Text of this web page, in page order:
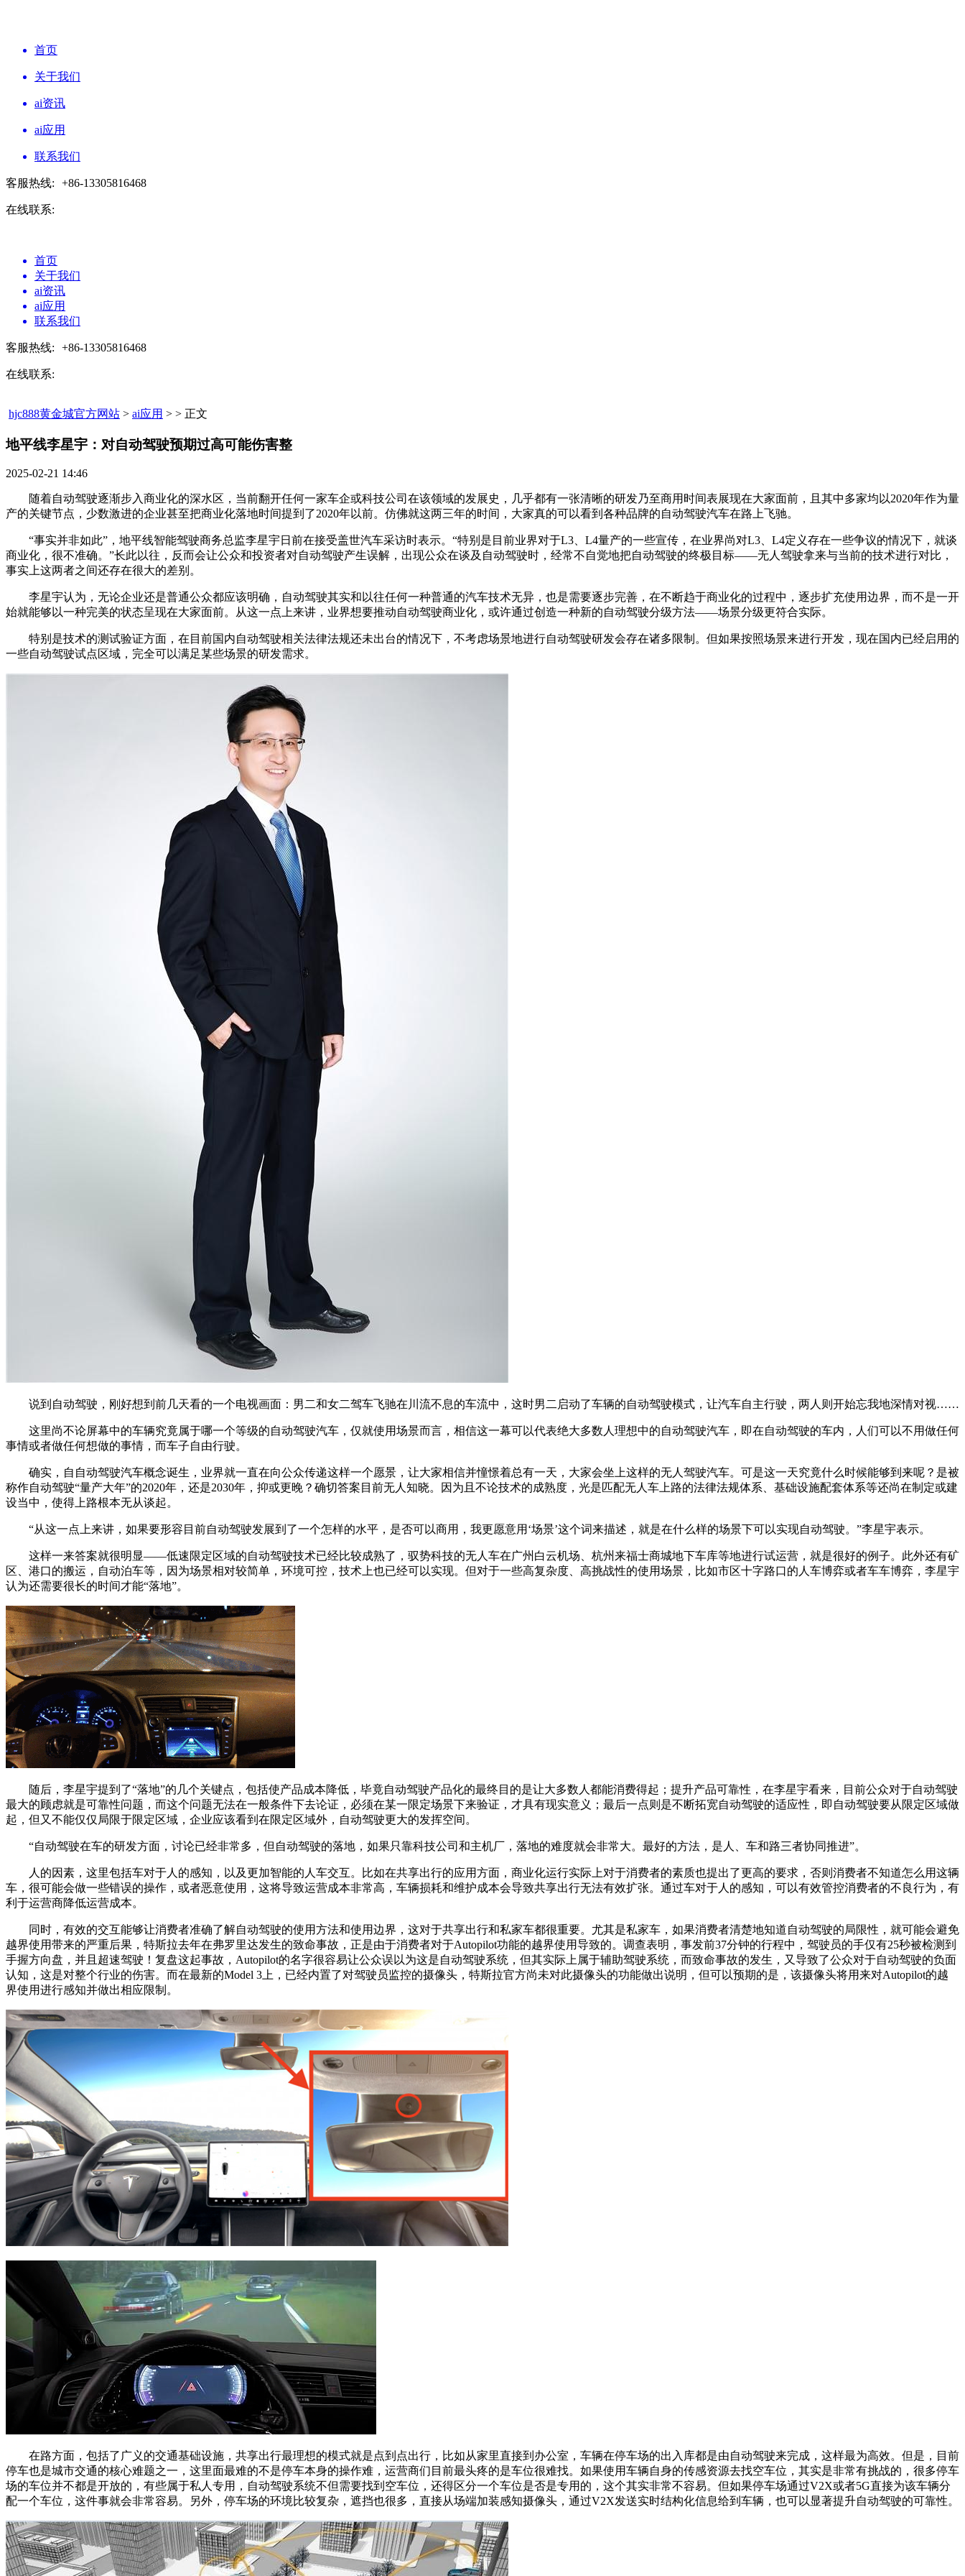
首页
关于我们
ai资讯
ai应用
联系我们
客服热线: +86-13305816468
在线联系:
首页
关于我们
ai资讯
ai应用
联系我们
客服热线: +86-13305816468
在线联系:
hjc888黄金城官方网站 > ai应用 > > 正文
地平线李星宇：对自动驾驶预期过高可能伤害整​
2025-02-21 14:46
随着自动驾驶逐渐步入商业化的深水区，当前翻开任何一家车企或科技公司在该领域的发展史，几乎都有一张清晰的研发乃至商用时间表展现在大家面前，且其中多家均以2020年作为量
产的关键节点，少数激进的企业甚至把商业化落地时间提到了2020年以前。仿佛就这两三年的时间，大家真的可以看到各种品牌的自动驾驶汽车在路上飞驰。
“事实并非如此”，地平线智能驾驶商务总监李星宇日前在接受盖世汽车采访时表示。“特别是目前业界对于L3、L4量产的一些宣传，在业界尚对L3、L4定义存在一些争议的情况下，就谈
商业化，很不准确。”长此以往，反而会让公众和投资者对自动驾驶产生误解，出现公众在谈及自动驾驶时，经常不自觉地把自动驾驶的终极目标——无人驾驶拿来与当前的技术进行对比，
事实上这两者之间还存在很大的差别。
李星宇认为，无论企业还是普通公众都应该明确，自动驾驶其实和以往任何一种普通的汽车技术无异，也是需要逐步完善，在不断趋于商业化的过程中，逐步扩充使用边界，而不是一开
始就能够以一种完美的状态呈现在大家面前。从这一点上来讲，业界想要推动自动驾驶商业化，或许通过创造一种新的自动驾驶分级方法——场景分级更符合实际。
特别是技术的测试验证方面，在目前国内自动驾驶相关法律法规还未出台的情况下，不考虑场景地进行自动驾驶研发会存在诸多限制。但如果按照场景来进行开发，现在国内已经启用的
一些自动驾驶试点区域，完全可以满足某些场景的研发需求。
说到自动驾驶，刚好想到前几天看的一个电视画面：男二和女二驾车飞驰在川流不息的车流中，这时男二启动了车辆的自动驾驶模式，让汽车自主行驶，两人则开始忘我地深情对视……
这里尚不论屏幕中的车辆究竟属于哪一个等级的自动驾驶汽车，仅就使用场景而言，相信这一幕可以代表绝大多数人理想中的自动驾驶汽车，即在自动驾驶的车内，人们可以不用做任何
事情或者做任何想做的事情，而车子自由行驶。
确实，自自动驾驶汽车概念诞生，业界就一直在向公众传递这样一个愿景，让大家相信并憧憬着总有一天，大家会坐上这样的无人驾驶汽车。可是这一天究竟什么时候能够到来呢？是被
称作自动驾驶“量产大年”的2020年，还是2030年，抑或更晚？确切答案目前无人知晓。因为且不论技术的成熟度，光是匹配无人车上路的法律法规体系、基础设施配套体系等还尚在制定或建
设当中，使得上路根本无从谈起。
“从这一点上来讲，如果要形容目前自动驾驶发展到了一个怎样的水平，是否可以商用，我更愿意用‘场景’这个词来描述，就是在什么样的场景下可以实现自动驾驶。”李星宇表示。
这样一来答案就很明显——低速限定区域的自动驾驶技术已经比较成熟了，驭势科技的无人车在广州白云机场、杭州来福士商城地下车库等地进行试运营，就是很好的例子。此外还有矿
区、港口的搬运，自动泊车等，因为场景相对较简单，环境可控，技术上也已经可以实现。但对于一些高复杂度、高挑战性的使用场景，比如市区十字路口的人车博弈或者车车博弈，李星宇
认为还需要很长的时间才能“落地”。
随后，李星宇提到了“落地”的几个关键点，包括使产品成本降低，毕竟自动驾驶产品化的最终目的是让大多数人都能消费得起；提升产品可靠性，在李星宇看来，目前公众对于自动驾驶
最大的顾虑就是可靠性问题，而这个问题无法在一般条件下去论证，必须在某一限定场景下来验证，才具有现实意义；最后一点则是不断拓宽自动驾驶的适应性，即自动驾驶要从限定区域做
起，但又不能仅仅局限于限定区域，企业应该看到在限定区域外，自动驾驶更大的发挥空间。
“自动驾驶在车的研发方面，讨论已经非常多，但自动驾驶的落地，如果只靠科技公司和主机厂，落地的难度就会非常大。最好的方法，是人、车和路三者协同推进”。
人的因素，这里包括车对于人的感知，以及更加智能的人车交互。比如在共享出行的应用方面，商业化运行实际上对于消费者的素质也提出了更高的要求，否则消费者不知道怎么用这辆
车，很可能会做一些错误的操作，或者恶意使用，这将导致运营成本非常高，车辆损耗和维护成本会导致共享出行无法有效扩张。通过车对于人的感知，可以有效管控消费者的不良行为，有
利于运营商降低运营成本。
同时，有效的交互能够让消费者准确了解自动驾驶的使用方法和使用边界，这对于共享出行和私家车都很重要。尤其是私家车，如果消费者清楚地知道自动驾驶的局限性，就可能会避免
越界使用带来的严重后果，特斯拉去年在弗罗里达发生的致命事故，正是由于消费者对于Autopilot功能的越界使用导致的。调查表明，事发前37分钟的行程中，驾驶员的手仅有25秒被检测到
手握方向盘，并且超速驾驶！复盘这起事故，Autopilot的名字很容易让公众误以为这是自动驾驶系统，但其实际上属于辅助驾驶系统，而致命事故的发生，又导致了公众对于自动驾驶的负面
认知，这是对整个行业的伤害。而在最新的Model 3上，已经内置了对驾驶员监控的摄像头，特斯拉官方尚未对此摄像头的功能做出说明，但可以预期的是，该摄像头将用来对Autopilot的越
界使用进行感知并做出相应限制。
在路方面，包括了广义的交通基础设施，共享出行最理想的模式就是点到点出行，比如从家里直接到办公室，车辆在停车场的出入库都是由自动驾驶来完成，这样最为高效。但是，目前
停车也是城市交通的核心难题之一，这里面最难的不是停车本身的操作难，运营商们目前最头疼的是车位很难找。如果使用车辆自身的传感资源去找空车位，其实是非常有挑战的，很多停车
场的车位并不都是开放的，有些属于私人专用，自动驾驶系统不但需要找到空车位，还得区分一个车位是否是专用的，这个其实非常不容易。但如果停车场通过V2X或者5G直接为该车辆分
配一个车位，这件事就会非常容易。另外，停车场的环境比较复杂，遮挡也很多，直接从场端加装感知摄像头，通过V2X发送实时结构化信息给到车辆，也可以显著提升自动驾驶的可靠性。